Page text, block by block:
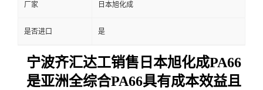
厂家 日本旭化成
是否进口 是
宁波齐汇达工销售日本旭化成PA66
是亚洲全综合PA66具有成本效益且